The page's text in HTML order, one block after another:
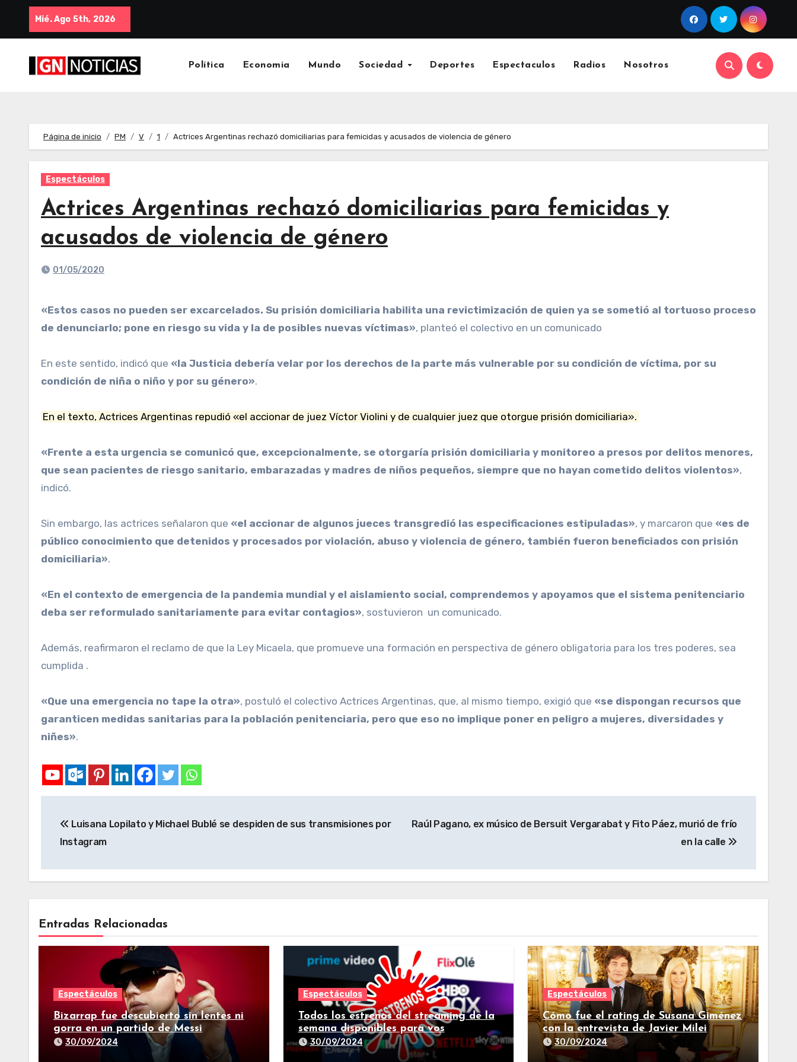
Mié. Ago 5th, 2026
Política Economia Mundo Sociedad Deportes Espectaculos Radios Nosotros
Página de inicio PM V 1 Actrices Argentinas rechazó domiciliarias para femicidas y acusados de violencia de género
Espectáculos
Actrices Argentinas rechazó domiciliarias para femicidas y
acusados de violencia de género
01/05/2020
«Estos casos no pueden ser excarcelados. Su prisión domiciliaria habilita una revictimización de quien ya se sometió al tortuoso proceso
de denunciarlo; pone en riesgo su vida y la de posibles nuevas víctimas», planteó el colectivo en un comunicado
En este sentido, indicó que «la Justicia debería velar por los derechos de la parte más vulnerable por su condición de víctima, por su
condición de niña o niño y por su género».
En el texto, Actrices Argentinas repudió «el accionar de juez Víctor Violini y de cualquier juez que otorgue prisión domiciliaria».
«Frente a esta urgencia se comunicó que, excepcionalmente, se otorgaría prisión domiciliaria y monitoreo a presos por delitos menores,
que sean pacientes de riesgo sanitario, embarazadas y madres de niños pequeños, siempre que no hayan cometido delitos violentos»,
indicó.
Sin embargo, las actrices señalaron que «el accionar de algunos jueces transgredió las especificaciones estipuladas», y marcaron que «es de
público conocimiento que detenidos y procesados por violación, abuso y violencia de género, también fueron beneficiados con prisión
domiciliaria».
«En el contexto de emergencia de la pandemia mundial y el aislamiento social, comprendemos y apoyamos que el sistema penitenciario
deba ser reformulado sanitariamente para evitar contagios», sostuvieron un comunicado.
Además, reafirmaron el reclamo de que la Ley Micaela, que promueve una formación en perspectiva de género obligatoria para los tres poderes, sea
cumplida .
«Que una emergencia no tape la otra», postuló el colectivo Actrices Argentinas, que, al mismo tiempo, exigió que «se dispongan recursos que
garanticen medidas sanitarias para la población penitenciaria, pero que eso no implique poner en peligro a mujeres, diversidades y
niñes».
Luisana Lopilato y Michael Bublé se despiden de sus transmisiones por
Instagram
Raúl Pagano, ex músico de Bersuit Vergarabat y Fito Páez, murió de frío
en la calle
Entradas Relacionadas
Espectáculos
Bizarrap fue descubierto sin lentes ni
gorra en un partido de Messi
30/09/2024
Espectáculos
Todos los estrenos del streaming de la
semana disponibles para vos
30/09/2024
Espectáculos
Cómo fue el rating de Susana Giménez
con la entrevista de Javier Milei
30/09/2024